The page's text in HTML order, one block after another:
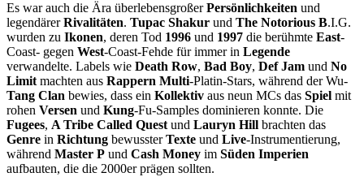
Es war auch die Ära überlebensgroßerPersönlichkeiten und
legendärerRivalitäten. Tupac Shakur und The Notorious B.I.G.
wurden zu Ikonen, deren Tod 1996 und 1997 die berühmte East-
Coast- gegen West-Coast-Fehde für immer in Legende
verwandelte. Labels wie Death Row, Bad Boy, Def Jam und No
Limit machten aus Rappern Multi-Platin-Stars, während der Wu-
Tang Clan bewies, dass ein Kollektiv aus neun MCs das Spiel mit
rohen Versen und Kung-Fu-Samples dominieren konnte. Die
Fugees, A Tribe Called Quest und Lauryn Hill brachten das
Genre in Richtung bewussterTexte und Live-Instrumentierung,
während Master P und Cash Money im Süden Imperien
aufbauten, die die 2000er prägen sollten.